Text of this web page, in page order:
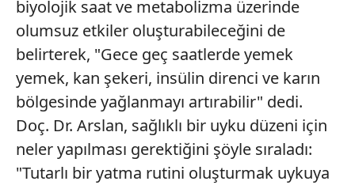
biyolojik saat ve metabolizma üzerinde
olumsuz etkiler oluşturabileceğini de
belirterek, "Gece geç saatlerde yemek
yemek, kan şekeri, insülin direnci ve karın
bölgesinde yağlanmayı artırabilir" dedi.
Doç. Dr. Arslan, sağlıklı bir uyku düzeni için
neler yapılması gerektiğini şöyle sıraladı:
"Tutarlı bir yatma rutini oluşturmak uykuya